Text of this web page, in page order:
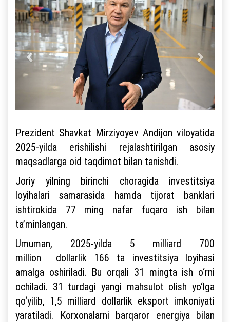
Prezident Shavkat Mirziyoyev Andijon viloyatida
2025-yilda erishilishi rejalashtirilgan asosiy
maqsadlarga oid taqdimot bilan tanishdi.
Joriy yilning birinchi choragida investitsiya
loyihalari samarasida hamda tijorat banklari
ishtirokida 77 ming nafar fuqaro ish bilan
ta’minlangan.
Umuman, 2025-yilda 5 milliard 700
million dollarlik 166 ta investitsiya loyihasi
amalga oshiriladi. Bu orqali 31 mingta ish o‘rni
ochiladi. 31 turdagi yangi mahsulot olish yo‘lga
qo‘yilib, 1,5 milliard dollarlik eksport imkoniyati
yaratiladi. Korxonalarni barqaror energiya bilan